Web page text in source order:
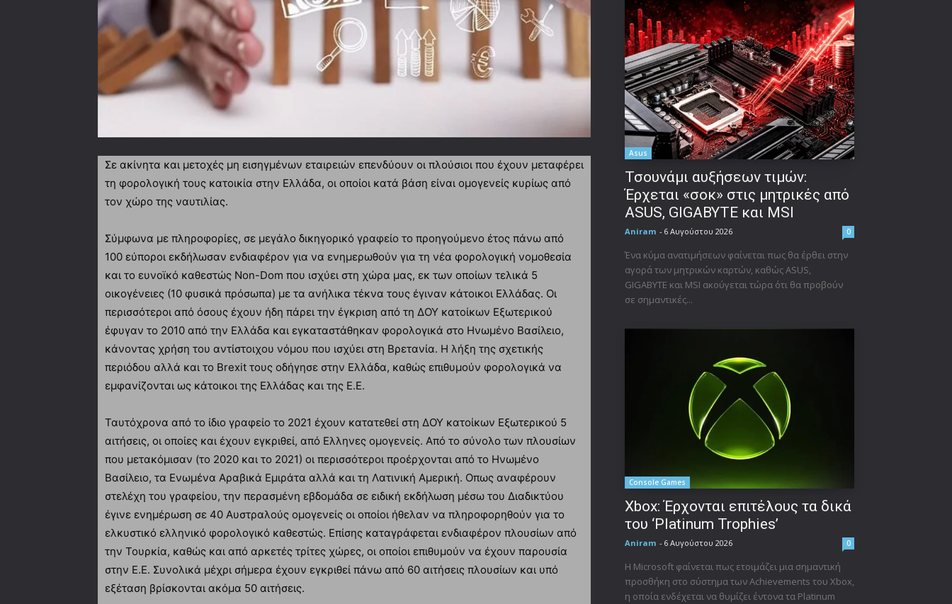
Σε ακίνητα και μετοχές μη εισηγμένων εταιρειών επενδύουν οι πλούσιοι που έχουν μεταφέρει
τη φορολογική τους κατοικία στην Ελλάδα, οι οποίοι κατά βάση είναι ομογενείς κυρίως από
τον χώρο της ναυτιλίας.
Σύμφωνα με πληροφορίες, σε μεγάλο δικηγορικό γραφείο το προηγούμενο έτος πάνω από
100 εύποροι εκδήλωσαν ενδιαφέρον για να ενημερωθούν για τη νέα φορολογική νομοθεσία
και το ευνοϊκό καθεστώς Non-Dom που ισχύει στη χώρα μας, εκ των οποίων τελικά 5
οικογένειες (10 φυσικά πρόσωπα) με τα ανήλικα τέκνα τους έγιναν κάτοικοι Ελλάδας. Οι
περισσότεροι από όσους έχουν ήδη πάρει την έγκριση από τη ΔΟΥ κατοίκων Εξωτερικού
έφυγαν το 2010 από την Ελλάδα και εγκαταστάθηκαν φορολογικά στο Ηνωμένο Βασίλειο,
κάνοντας χρήση του αντίστοιχου νόμου που ισχύει στη Βρετανία. Η λήξη της σχετικής
περιόδου αλλά και το Brexit τους οδήγησε στην Ελλάδα, καθώς επιθυμούν φορολογικά να
εμφανίζονται ως κάτοικοι της Ελλάδας και της Ε.Ε.
Ταυτόχρονα από το ίδιο γραφείο το 2021 έχουν κατατεθεί στη ΔΟΥ κατοίκων Εξωτερικού 5
αιτήσεις, οι οποίες και έχουν εγκριθεί, από Ελληνες ομογενείς. Από το σύνολο των πλουσίων
που μετακόμισαν (το 2020 και το 2021) οι περισσότεροι προέρχονται από το Ηνωμένο
Βασίλειο, τα Ενωμένα Αραβικά Εμιράτα αλλά και τη Λατινική Αμερική. Οπως αναφέρουν
στελέχη του γραφείου, την περασμένη εβδομάδα σε ειδική εκδήλωση μέσω του Διαδικτύου
έγινε ενημέρωση σε 40 Αυστραλούς ομογενείς οι οποίοι ήθελαν να πληροφορηθούν για το
ελκυστικό ελληνικό φορολογικό καθεστώς. Επίσης καταγράφεται ενδιαφέρον πλουσίων από
την Τουρκία, καθώς και από αρκετές τρίτες χώρες, οι οποίοι επιθυμούν να έχουν παρουσία
στην Ε.Ε. Συνολικά μέχρι σήμερα έχουν εγκριθεί πάνω από 60 αιτήσεις πλουσίων και υπό
εξέταση βρίσκονται ακόμα 50 αιτήσεις.
Asus
Τσουνάμι αυξήσεων τιμών:
Έρχεται «σοκ» στις μητρικές από
ASUS, GIGABYTE και MSI
Aniram - 6 Αυγούστου 2026 0
Ένα κύμα ανατιμήσεων φαίνεται πως θα έρθει στην
αγορά των μητρικών καρτών, καθώς ASUS,
GIGABYTE και MSI ακούγεται τώρα ότι θα προβούν
σε σημαντικές...
Console Games
Xbox: Έρχονται επιτέλους τα δικά
του ‘Platinum Trophies’
Aniram - 6 Αυγούστου 2026 0
Η Microsoft φαίνεται πως ετοιμάζει μια σημαντική
προσθήκη στο σύστημα των Achievements του Xbox,
η οποία ενδέχεται να θυμίζει έντονα τα Platinum